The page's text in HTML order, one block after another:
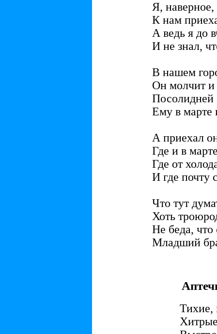
Я,
К нам
А ведь я до
И не знал,
В нашем
Он молчит и
Посолидней
Ему в марте
А приехал
Где и в
Где от
И где почту
Что тут
Хоть
Не беда, что
Младший
Тихие,